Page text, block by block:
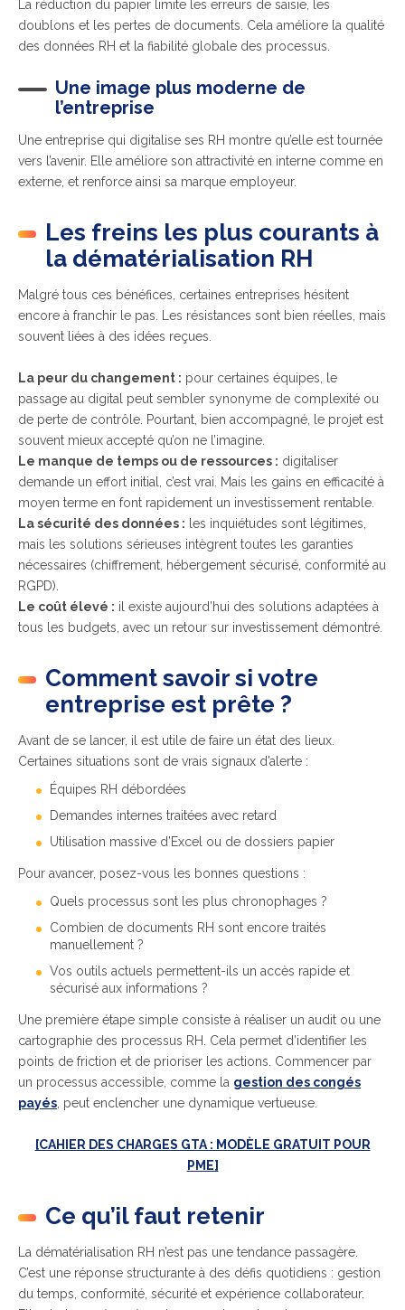
La réduction du papier limite les erreurs de saisie, les
doublons et les pertes de documents. Cela améliore la qualité
des données RH et la fiabilité globale des processus.
Une image plus moderne de
l’entreprise
Une entreprise qui digitalise ses RH montre qu’elle est tournée
vers l’avenir. Elle améliore son attractivité en interne comme en
externe, et renforce ainsi sa marque employeur.
Les freins les plus courants à
la dématérialisation RH
Malgré tous ces bénéfices, certaines entreprises hésitent
encore à franchir le pas. Les résistances sont bien réelles, mais
souvent liées à des idées reçues.
La peur du changement : pour certaines équipes, le
passage au digital peut sembler synonyme de complexité ou
de perte de contrôle. Pourtant, bien accompagné, le projet est
souvent mieux accepté qu’on ne l’imagine.
Le manque de temps ou de ressources : digitaliser
demande un effort initial, c’est vrai. Mais les gains en efficacité à
moyen terme en font rapidement un investissement rentable.
La sécurité des données : les inquiétudes sont légitimes,
mais les solutions sérieuses intègrent toutes les garanties
nécessaires (chiffrement, hébergement sécurisé, conformité au
RGPD).
Le coût élevé : il existe aujourd’hui des solutions adaptées à
tous les budgets, avec un retour sur investissement démontré.
Comment savoir si votre
entreprise est prête ?
Avant de se lancer, il est utile de faire un état des lieux.
Certaines situations sont de vrais signaux d’alerte :
Équipes RH débordées
Demandes internes traitées avec retard
Utilisation massive d’Excel ou de dossiers papier
Pour avancer, posez-vous les bonnes questions :
Quels processus sont les plus chronophages ?
Combien de documents RH sont encore traités
manuellement ?
Vos outils actuels permettent-ils un accès rapide et
sécurisé aux informations ?
Une première étape simple consiste à réaliser un audit ou une
cartographie des processus RH. Cela permet d’identifier les
points de friction et de prioriser les actions. Commencer par
un processus accessible, comme la gestion des congés
payés , peut enclencher une dynamique vertueuse.
[CAHIER DES CHARGES GTA : MODÈLE GRATUIT POUR
PME]
Ce qu’il faut retenir
La dématérialisation RH n’est pas une tendance passagère.
C’est une réponse structurante à des défis quotidiens : gestion
du temps, conformité, sécurité et expérience collaborateur.